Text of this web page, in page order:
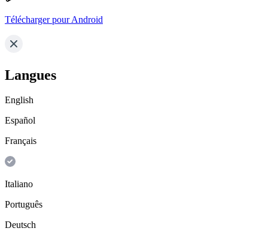
Télécharger pour Android
Langues
English
Español
Français
Italiano
Português
Deutsch